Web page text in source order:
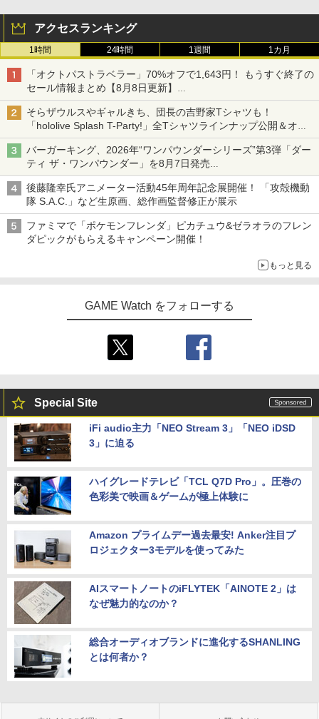
アクセスランキング
1時間 24時間 1週間 1カ月
「オクトパストラベラー」70%オフで1,643円！ もうすぐ終了の
セール情報まとめ【8月8日更新】
ニンテンドーeショップでは「大神 絶景版」が67%オフで990円
そらザウルスやギャルきち、団長の吉野家Tシャツも！
「hololive Splash T-Party!」全Tシャツラインナップ公開＆オン
ライン販売開始
バーガーキング、2026年“ワンパウンダーシリーズ”第3弾「ダー
ティ ザ・ワンパウンダー」を8月7日発売
「特製ガーリックマヨソース」を使用した超大型チーズバーガー
後藤隆幸氏アニメーター活動45年周年記念展開催！ 「攻殻機動
隊 S.A.C.」など生原画、総作画監督修正が展示
ファミマで「ポケモンフレンダ」ピカチュウ&ゼラオラのフレン
ダピックがもらえるキャンペーン開催！
もっと見る
GAME Watch をフォローする
Special Site
iFi audio主力「NEO Stream 3」「NEO iDSD
3」に迫る
ハイグレードテレビ「TCL Q7D Pro」。圧巻の
色彩美で映画＆ゲームが極上体験に
Amazon プライムデー過去最安! Anker注目プ
ロジェクター3モデルを使ってみた
AIスマートノートのiFLYTEK「AINOTE 2」は
なぜ魅力的なのか？
総合オーディオブランドに進化するSHANLING
とは何者か？